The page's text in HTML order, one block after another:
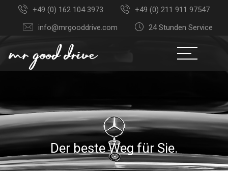
+49 (0) 162 104 3973
+49 (0) 211 911 97547
info@mrgooddrive.com
24 Stunden Service
Der beste Weg für Sie.